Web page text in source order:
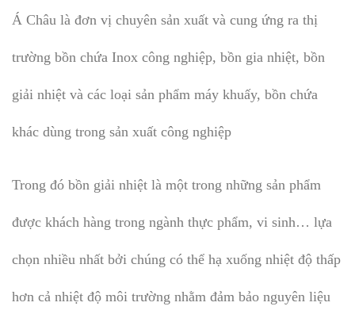
Á Châu là đơn vị chuyên sản xuất và cung ứng ra thị
trường bồn chứa Inox công nghiệp, bồn gia nhiệt, bồn
giải nhiệt và các loại sản phẩm máy khuấy, bồn chứa
khác dùng trong sản xuất công nghiệp
Trong đó bồn giải nhiệt là một trong những sản phẩm
được khách hàng trong ngành thực phẩm, vi sinh… lựa
chọn nhiều nhất bởi chúng có thể hạ xuống nhiệt độ thấp
hơn cả nhiệt độ môi trường nhằm đảm bảo nguyên liệu